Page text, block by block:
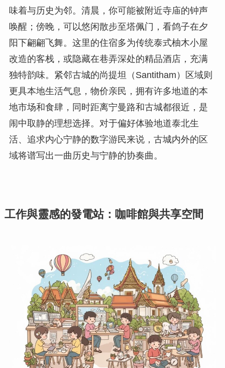
味着与历史为邻。清晨，你可能被附近寺庙的钟声
唤醒；傍晚，可以悠闲散步至塔佩门，看鸽子在夕
阳下翩翩飞舞。这里的住宿多为传统泰式柚木小屋
改造的客栈，或隐藏在巷弄深处的精品酒店，充满
独特韵味。紧邻古城的尚提坦（Santitham）区域则
更具本地生活气息，物价亲民，拥有许多地道的本
地市场和食肆，同时距离宁曼路和古城都很近，是
闹中取静的理想选择。对于偏好体验地道泰北生
活、追求内心宁静的数字游民来说，古城内外的区
域将谱写出一曲历史与宁静的协奏曲。
工作與靈感的發電站：咖啡館與共享空間